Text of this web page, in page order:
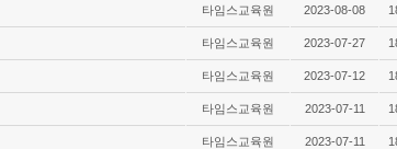
타임스교육원 2023-08-08
타임스교육원 2023-07-27
타임스교육원 2023-07-12
타임스교육원 2023-07-11
타임스교육원 2023-07-11